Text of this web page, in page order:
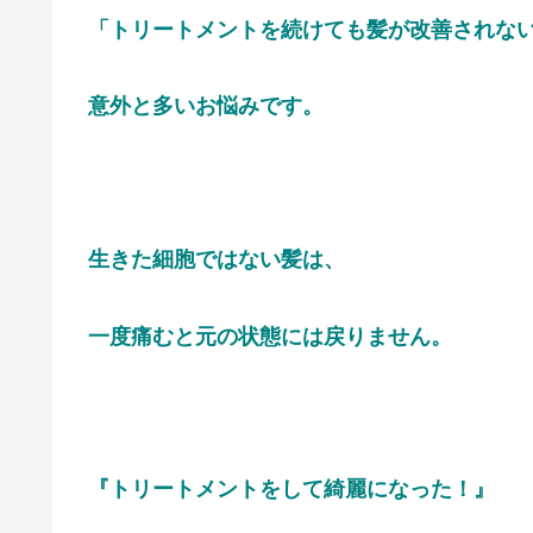
「トリートメントを続けても髪が改善されな
意外と多いお悩みです。
生きた細胞ではない髪は、
一度痛むと元の状態には戻りません。
『トリートメントをして綺麗になった！』